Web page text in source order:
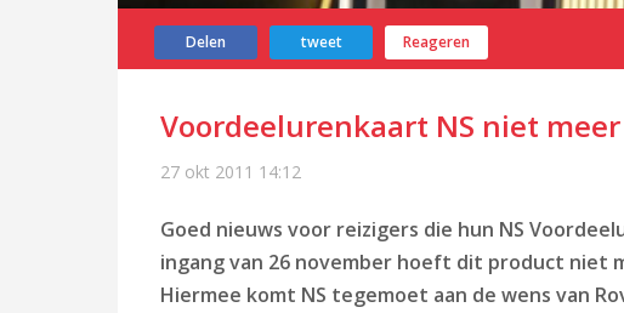
Delen tweet Reageren
Voordeelurenkaart NS niet
27 okt 2011 14:12
Goed nieuws voor reizigers die hun NS
ingang van 26 november hoeft dit product niet
Hiermee komt NS tegemoet aan de wens van